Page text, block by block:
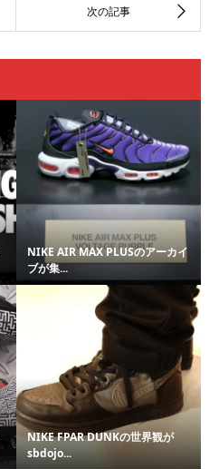
NIKE AIR MAX PLUSのアーカイ
ブが集...
NIKE FPAR DUNKの世界観が
sbdojo...